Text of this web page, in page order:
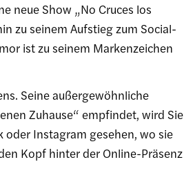
neue Show „No Cruces los
zu seinem Aufstieg zum Social-
ist zu seinem Markenzeichen
Seine außergewöhnliche
Zuhause“ empfindet, wird Sie
oder Instagram gesehen, wo sie
Kopf hinter der Online-Präsenz